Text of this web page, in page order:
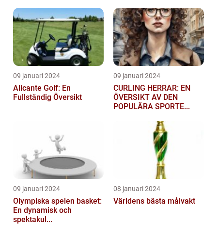
09 januari 2024
Alicante Golf: En
Fullständig Översikt
09 januari 2024
CURLING HERRAR: EN
ÖVERSIKT AV DEN
POPULÄRA SPORTE...
09 januari 2024
Olympiska spelen basket:
En dynamisk och
spektakul...
08 januari 2024
Världens bästa målvakt